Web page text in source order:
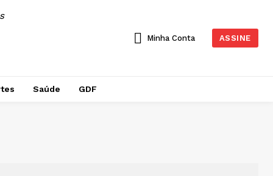
Minha Conta ASSINE
Saúde GDF